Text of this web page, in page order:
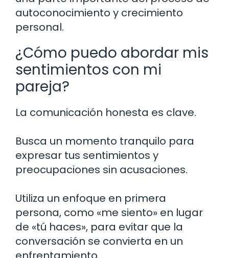
autoconocimiento y crecimiento
personal.
¿Cómo puedo abordar mis
sentimientos con mi
pareja?
La comunicación honesta es clave.
Busca un momento tranquilo para
expresar tus sentimientos y
preocupaciones sin acusaciones.
Utiliza un enfoque en primera
persona, como «me siento» en lugar
de «tú haces», para evitar que la
conversación se convierta en un